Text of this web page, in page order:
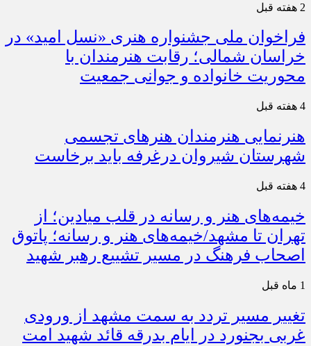
2 هفته قبل
فراخوان ملی جشنواره هنری «نسل امید» در
خراسان شمالی؛ رقابت هنرمندان با
محوریت خانواده و جوانی جمعیت
4 هفته قبل
هنرنمایی هنرمندان هنرهای تجسمی
شهرستان شیروان درغرفه باید برخاست
4 هفته قبل
خیمه‌های هنر و رسانه در قلب میادین؛ از
تهران تا مشهد/خیمه‌های هنر و رسانه؛ پاتوق
اصحاب فرهنگ در مسیر تشییع رهبر شهید
1 ماه قبل
تغییر مسیر تردد به سمت مشهد از ورودی
غربی بجنورد در ایام بدرقه قائد شهید امت